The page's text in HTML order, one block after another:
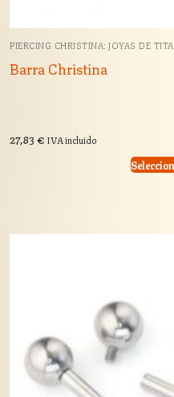
PIERCING CHRISTINA: JOYAS DE
Barra Christina
27,83€ IVA incluido